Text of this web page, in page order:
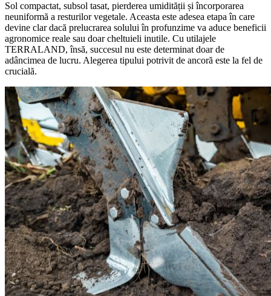
Sol compactat, subsol tasat, pierderea umidității și încorporarea
neuniformă a resturilor vegetale. Aceasta este adesea etapa în care
devine clar dacă prelucrarea solului în profunzime va aduce beneficii
agronomice reale sau doar cheltuieli inutile. Cu utilajele
TERRALAND, însă, succesul nu este determinat doar de
adâncimea de lucru. Alegerea tipului potrivit de ancoră este la fel de
crucială.